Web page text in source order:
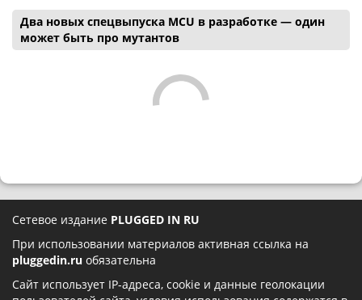
Два новых спецвыпуска MCU в разработке — один
может быть про мутантов
Сетевое издание PLUGGED IN RU
При использовании материалов активная ссылка на
pluggedin.ru обязательна
Сайт использует IP-адреса, cookie и данные геолокации